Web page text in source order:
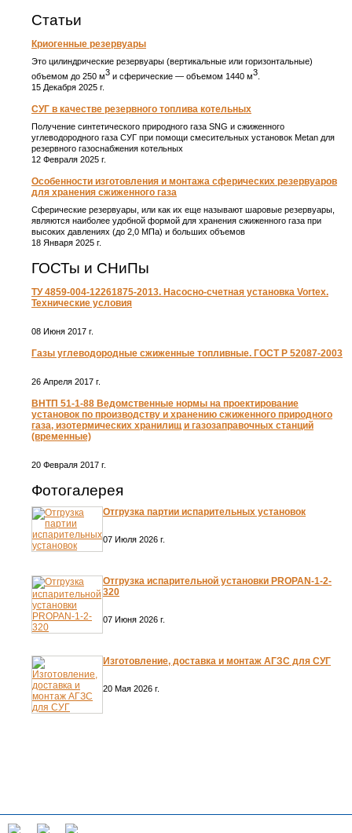
Статьи
Криогенные резервуары
Это цилиндрические резервуары (вертикальные или горизонтальные)
объемом до 250 м3 и сферические ― объемом 1440 м3
15 Декабря 2025 г.
СУГ в качестве резервного топлива котельных
Получение синтетического природного газа SNG и сжиженного
углеводородного газа СУГ при помощи смесительных установок Metan для
резервного газоснабжения котельных
12 Февраля 2025 г.
Особенности изготовления и монтажа сферических резервуаров
для хранения сжиженного газа
Сферические резервуары, или как их еще называют шаровые резервуары,
являются наиболее удобной формой для хранения сжиженного газа при
высоких давлениях (до 2,0 МПа) и больших объемов
18 Января 2025 г.
ГОСТы и СНиПы
ТУ 4859-004-12261875-2013. Насосно-счетная установка Vortex.
Технические условия
08 Июня 2017 г.
Газы углеводородные сжиженные топливные. ГОСТ Р 52087-2003
26 Апреля 2017 г.
ВНТП 51-1-88 Ведомственные нормы на проектирование
установок по производству и хранению сжиженного природного
газа, изотермических хранилищ и газозаправочных станций
(временные)
20 Февраля 2017 г.
Фотогалерея
Отгрузка партии испарительных установок
07 Июля 2026 г.
Отгрузка испарительной установки PROPAN-1-2-
320
07 Июня 2026 г.
Изготовление, доставка и монтаж АГЗС для СУГ
20 Мая 2026 г.